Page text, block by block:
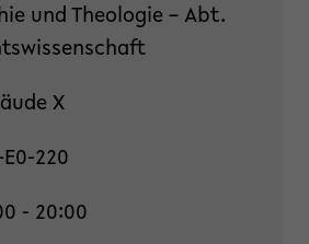
und Theologie – Abt.
X
E0-220
- 20:00